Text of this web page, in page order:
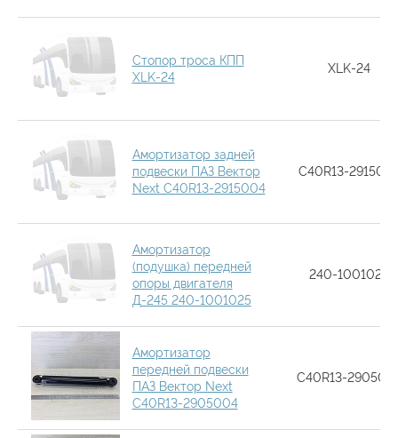
Стопор троса КПП
XLK-24
XLK-24
Амортизатор задней
подвески ПАЗ Вектор
Next C40R13-2915004
C40R13-
Амортизатор
(подушка) передней
опоры двигателя
Д-245 240-1001025
240-1001025
Амортизатор
передней подвески
ПАЗ Вектор Next
C40R13-2905004
C40R13-